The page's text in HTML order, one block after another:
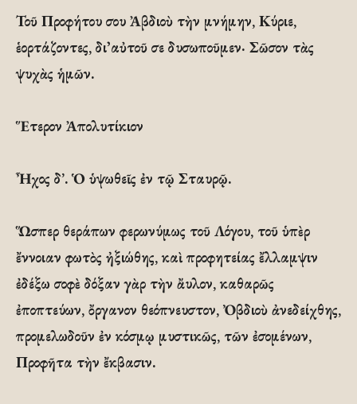
Τοῦ Προφήτου σου Ἀβδιοὺ τὴν μνήμην, Κύριε,
ἑορτάζοντες, δι᾽αὐτοῦ σε δυσωποῦμεν· Σῶσον τὰς
ψυχὰς ἡμῶν.
Ἕτερον Ἀπολυτίκιον
Ἦχος δ’. Ὁ ὑψωθεῖς ἐν τῷ Σταυρῷ.
Ὥσπερ θεράπων φερωνύμως τοῦ Λόγου, τοῦ ὑπὲρ
ἔννοιαν φωτὸς ἠξιώθης, καὶ προφητείας ἔλλαμψιν
ἐδέξω σοφὲ δόξαν γὰρ τὴν ἄυλον, καθαρῶς
ἐποπτεύων, ὄργανον θεόπνευστον, Ὀβδιοὺ ἀνεδείχθης,
προμελωδοῦν ἐν κόσμῳ μυστικῶς, τῶν ἐσομένων,
Προφῆτα τὴν ἔκβασιν.